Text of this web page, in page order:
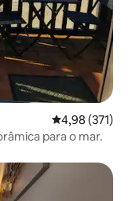
4,98 de uma
4,98 (371)
para o mar.